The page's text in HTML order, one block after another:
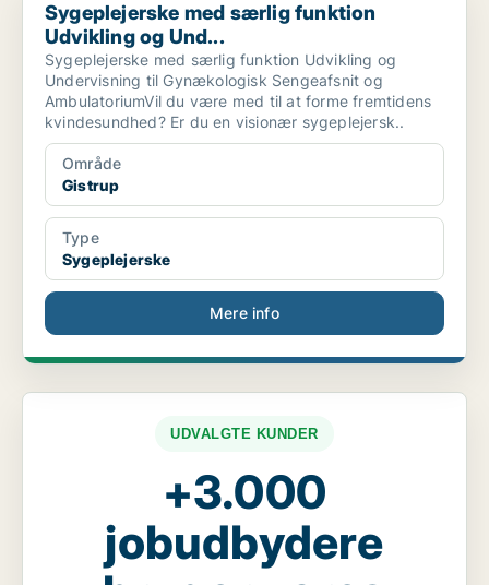
Sygeplejerske med særlig funktion
Udvikling og Und...
Sygeplejerske med særlig funktion Udvikling og
Undervisning til Gynækologisk Sengeafsnit og
AmbulatoriumVil du være med til at forme fremtidens
kvindesundhed? Er du en visionær sygeplejersk..
Område
Gistrup
Type
Sygeplejerske
Mere info
UDVALGTE KUNDER
+3.000
jobudbydere